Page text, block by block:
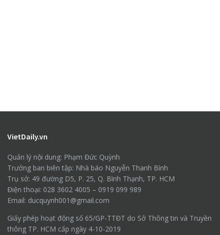
VietDaily.vn
Quản lý nội dung: Phạm Đức Quỳnh
Trưởng ban biên tập: Nhà báo Nguyễn Thanh Bình
Trụ sở: 49 đường D5, P. 25, Q. Bình Thạnh, TP. HCM
Điện thoại: 028 3602 4005 – 0919 099 989
Email: ducquynh001@gmail.com
Giấy phép hoạt động số 65/GP-TTĐT do Sở Thông tin và Truyền
thông TP. HCM cấp ngày 4-10-2019